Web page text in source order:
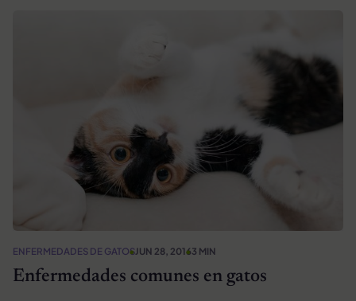
ENFERMEDADES DE GATOSJUN 28, 20163 MIN
Enfermedades comunes en gatos